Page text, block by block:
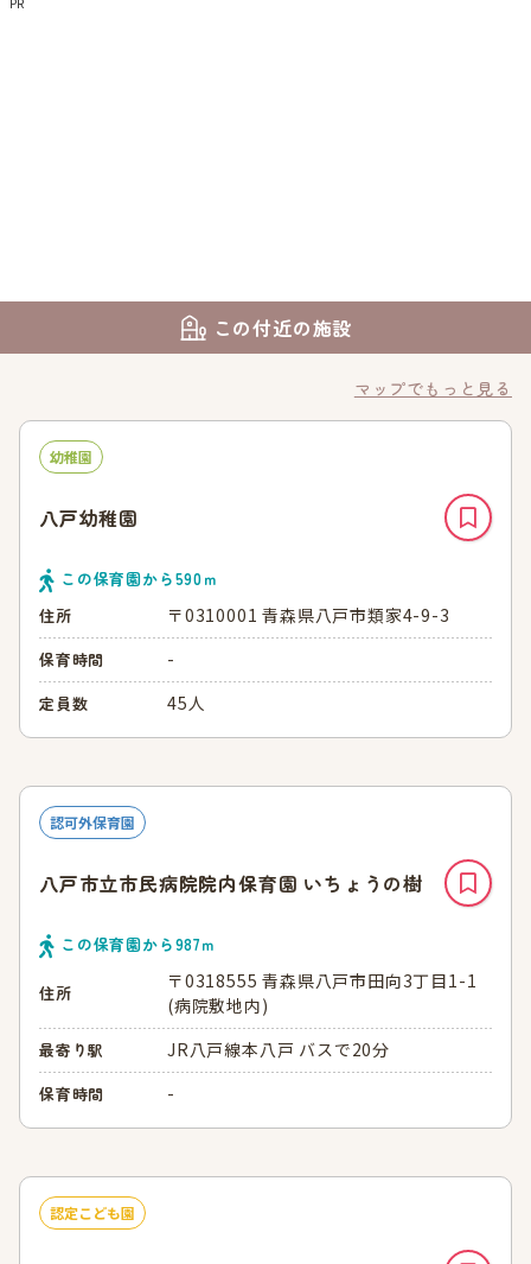
この付近の施設
マップでもっと見る
幼稚園
八戸幼稚園
この保育園から590ｍ
住所
〒0310001 青森県八戸市類家4-9-3
保育時間 -
定員数 45人
認可外保育園
八戸市立市民病院院内保育園 いちょうの樹
この保育園から987ｍ
住所
〒0318555 青森県八戸市田向3丁目1-1
(病院敷地内)
最寄り駅 JR八戸線本八戸 バスで20分
保育時間 -
認定こども園